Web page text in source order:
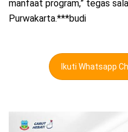
manfaat program,” tegas
Purwakarta.***budi
Ikuti Whatsapp